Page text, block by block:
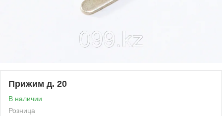
Прижим д. 20
В наличии
Розница